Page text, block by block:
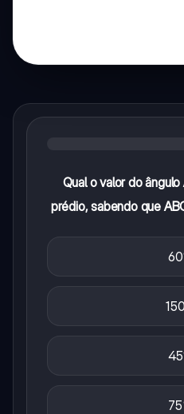
Qual o valor do
prédio, sabendo que